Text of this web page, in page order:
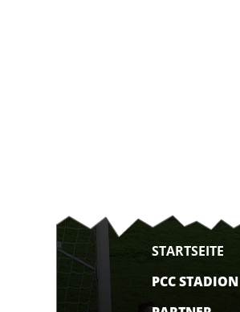
STARTSEITE
PCC STADION